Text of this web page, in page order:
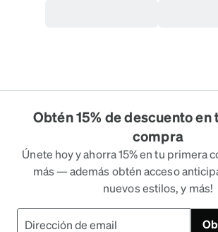
Obtén 15% de descuento
compra
Únete hoy y ahorra 15% en tu primera
más — además obtén acceso
nuevos estilos, y más!